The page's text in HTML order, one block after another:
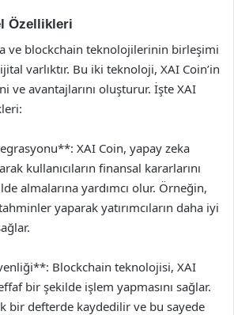
Özellikleri
ve blockchain teknolojilerinin birleşimi
varlıktır. Bu iki teknoloji, XAI Coin’in
ve avantajlarını oluşturur. İşte XAI
XAI Coin, yapay zeka
kullanıcıların finansal kararlarını
almalarına yardımcı olur. Örneğin,
yaparak yatırımcıların daha iyi
Blockchain teknolojisi, XAI
bir şekilde işlem yapmasını sağlar.
bir defterde kaydedilir ve bu sayede